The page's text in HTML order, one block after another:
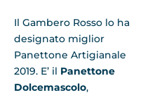
Il Gambero Rosso lo ha
designato miglior
Panettone Artigianale
2019. E’ il Panettone
Dolcemascolo,